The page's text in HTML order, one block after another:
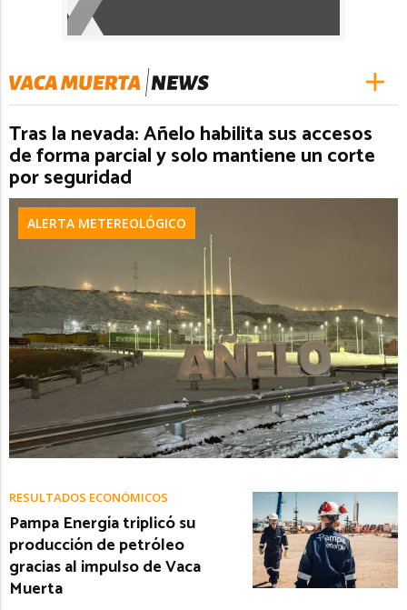
Tras la nevada: Añelo habilita sus accesos
de forma parcial y solo mantiene un corte
por seguridad
ALERTA METEREOLÓGICO
RESULTADOS ECONÓMICOS
Pampa Energía triplicó su
producción de petróleo
gracias al impulso de Vaca
Muerta